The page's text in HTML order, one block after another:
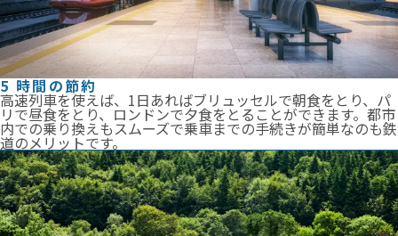
5 時間の節約
高速列車を使えば、1日あればブリュッセルで朝食をとり、パ
リで昼食をとり、ロンドンで夕食をとることができます。都市
内での乗り換えもスムーズで乗車までの手続きが簡単なのも鉄
道のメリットです。